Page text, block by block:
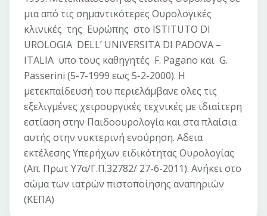
μια από τις σημαντικότερες Ουρολογικές
κλινικές της Ευρώπης στο ISTITUTO DI
UROLOGIA DELL’ UNIVERSITA DI PADOVA –
ITALIA υπο τους καθηγητές F. Pagano και G.
Passerini (5-7-1999 εως 5-2-2000). Η
μετεκπαίδευσή του περιελάμβανε ολες τις
εξελιγμένες χειρουργικές τεχνικές με ιδιαίτερη
εστίαση στην Παιδοουρολογία και στα πλαίσια
αυτής στην νυκτερινή ενούρηση. Αδεια
εκτέλεσης Υπερήχων ειδικότητας Ουρολογίας
(Απ. Πρωτ Υ7α/Γ.Π.32782/ 27-6-2011). Ανήκει στο
σώμα των ιατρών πιστοποίησης αναπηριών
(ΚΕΠΑ)